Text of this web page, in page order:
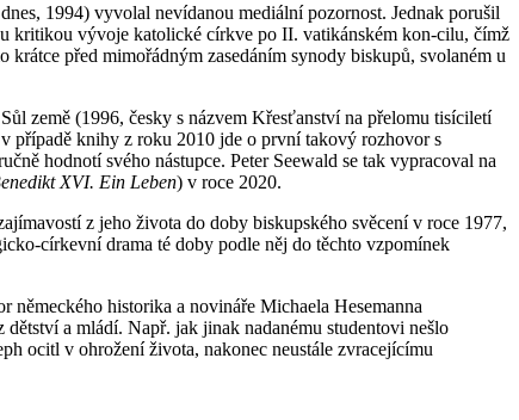
1994) vyvolal nevídanou mediální pozornost. Jednak porušil
kritikou vývoje katolické církve po II. vatikánském kon-cilu, čímž
před mimořádným zasedáním synody biskupů, svolaném u
země (1996, česky s názvem Křesťanství na přelomu tisíciletí
případě knihy z roku 2010 jde o první takový rozhovor s
hodnotí svého nástupce. Peter Seewald se tak vypracoval na
XVI. Ein Leben) v roce 2020.
z jeho života do doby biskupského svěcení v roce 1977,
církevní drama té doby podle něj do těchto vzpomínek
historika a novináře Michaela Hesemanna
a mládí. Např. jak jinak nadanému studentovi nešlo
ocitl v ohrožení života, nakonec neustále zvracejícímu